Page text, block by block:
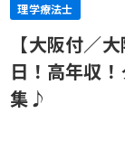
理学療法士
【大阪付／
日！高年収
集♪